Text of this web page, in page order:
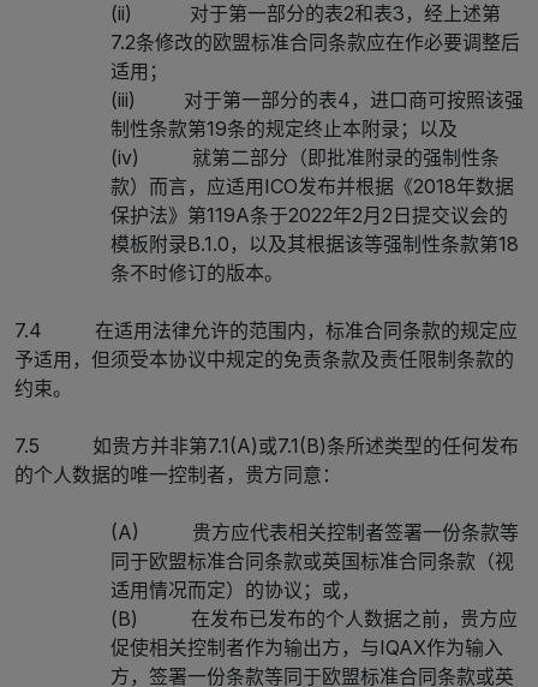
(ii) 对于第一部分的表2和表3，经上述第
7.2条修改的欧盟标准合同条款应在作必要调整后
适用；
(iii) 对于第一部分的表4，进口商可按照该强
制性条款第19条的规定终止本附录；以及
(iv) 就第二部分（即批准附录的强制性条
款）而言，应适用ICO发布并根据《2018年数据
保护法》第119A条于2022年2月2日提交议会的
模板附录B.1.0，以及其根据该等强制性条款第18
条不时修订的版本。
7.4 在适用法律允许的范围内，标准合同条款的规定应
予适用，但须受本协议中规定的免责条款及责任限制条款的
约束。
7.5 如贵方并非第7.1(A)或7.1(B)条所述类型的任何发布
的个人数据的唯一控制者，贵方同意：
(A) 贵方应代表相关控制者签署一份条款等
同于欧盟标准合同条款或英国标准合同条款（视
适用情况而定）的协议；或，
(B) 在发布已发布的个人数据之前，贵方应
促使相关控制者作为输出方，与IQAX作为输入
方，签署一份条款等同于欧盟标准合同条款或英